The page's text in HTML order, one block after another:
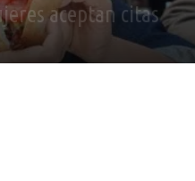
aceptan citas